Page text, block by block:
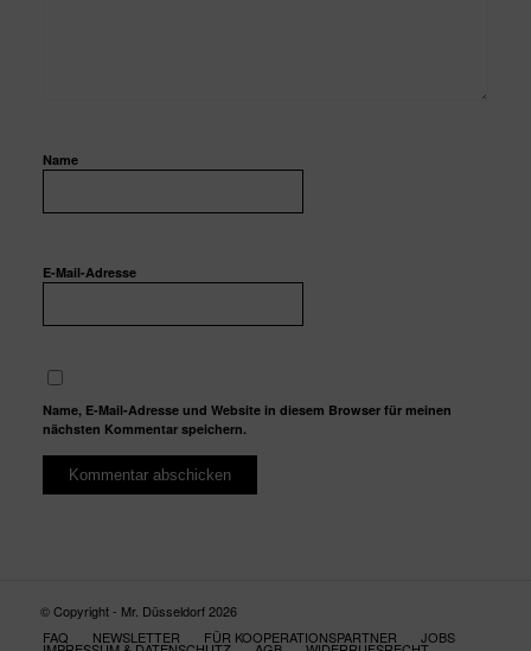
Name
E-Mail-Adresse
Name, E-Mail-Adresse und Website in diesem Browser für meinen
nächsten Kommentar speichern.
© Copyright - Mr. Düsseldorf 2026
FAQ
NEWSLETTER FÜR KOOPERATIONSPARTNER JOBS